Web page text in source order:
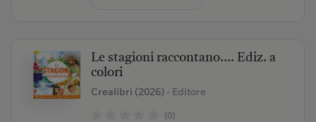
Le stagioni raccontano.... Ediz. a
colori
Crealibri (2026)- Editore
(0)